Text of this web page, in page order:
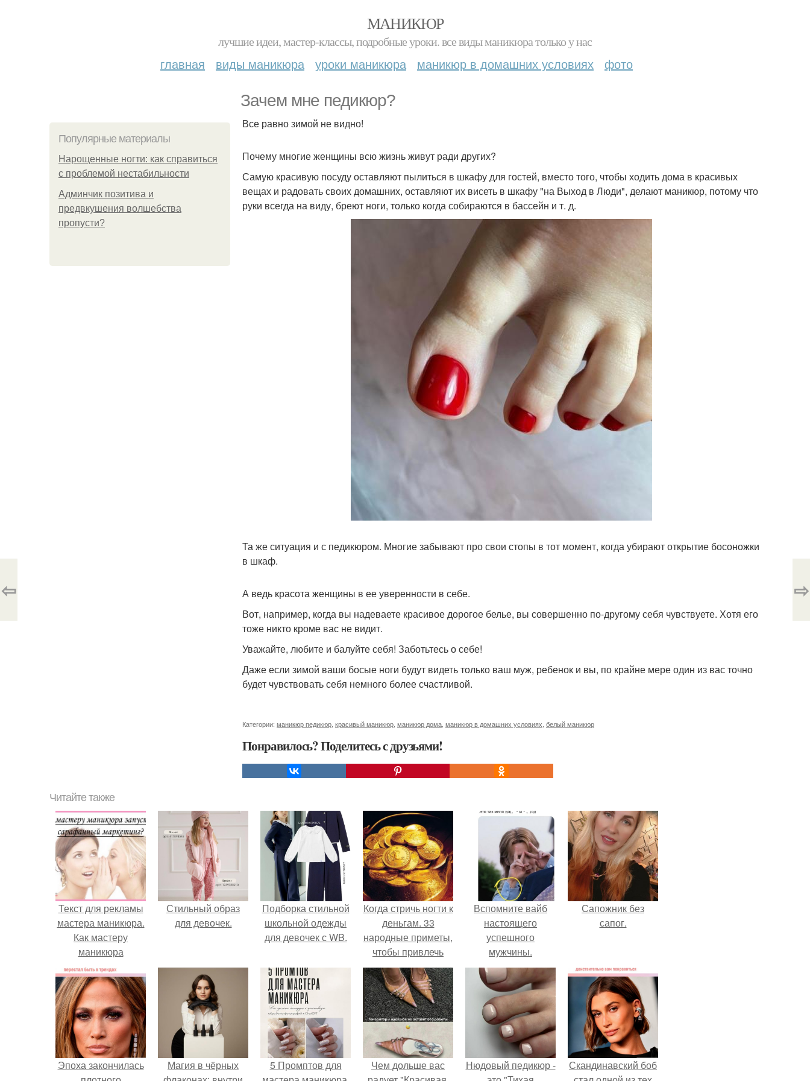
МАНИКЮР
лучшие идеи, мастер-классы, подробные уроки. все виды маникюра только у нас
главная виды маникюра уроки маникюра маникюр в домашних условиях фото
Зачем мне педикюр?
Популярные материалы
Нарощенные ногти: как справиться
с проблемой нестабильности
Админчик позитива и
предвкушения волшебства
пропусти?
Все равно зимой не видно!
Почему многие женщины всю жизнь живут ради других?
Самую красивую посуду оставляют пылиться в шкафу для гостей, вместо того, чтобы ходить дома в красивых
вещах и радовать своих домашних, оставляют их висеть в шкафу "на Выход в Люди", делают маникюр, потому что
руки всегда на виду, бреют ноги, только когда собираются в бассейн и т. д.
Та же ситуация и с педикюром. Многие забывают про свои стопы в тот момент, когда убирают открытие босоножки
в шкаф.
А ведь красота женщины в ее уверенности в себе.
Вот, например, когда вы надеваете красивое дорогое белье, вы совершенно по-другому себя чувствуете. Хотя его
тоже никто кроме вас не видит.
Уважайте, любите и балуйте себя! Заботьтесь о себе!
Даже если зимой ваши босые ноги будут видеть только ваш муж, ребенок и вы, по крайне мере один из вас точно
будет чувствовать себя немного более счастливой.
Категории: маникюр педикюр красивый маникюр маникюр дома маникюр в домашних условиях белый маникюр
Понравилось? Поделитесь с друзьями!
⇦ ⇨
Читайте также
Текст для рекламы
мастера маникюра.
Как мастеру
маникюра
запустить
сарафанный
маркетинг?
Стильный образ
для девочек.
Подборка стильной
школьной одежды
для девочек с WB.
Когда стричь ногти к
деньгам. 33
народные приметы,
чтобы привлечь
деньги в дом.
Вспомните вайб
настоящего
успешного
мужчины.
Сапожник без
сапог.
Эпоха закончилась
Магия в чёрных
5 Промптов для
Чем дольше вас
Нюдовый педикюр -
Скандинавский боб